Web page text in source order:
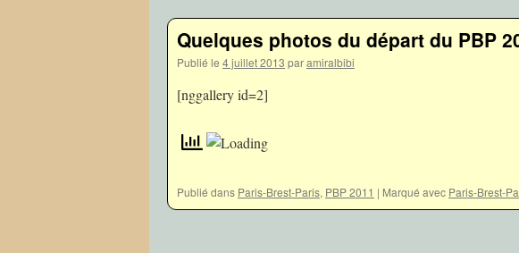
Quelques photos du départ du PBP
Publié le 4 juillet 2013 paramiralbibi
[nggallery id=2]
Publié dans Paris-Brest-Paris, PBP 2011 | Marqué avec Paris-Brest-